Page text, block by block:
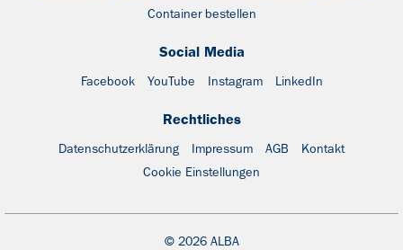
Container bestellen
Social Media
Facebook YouTube Instagram LinkedIn
Rechtliches
Datenschutzerklärung Impressum AGB
Kontakt
Cookie Einstellungen
© 2026 ALBA